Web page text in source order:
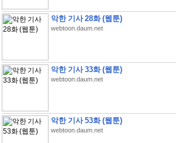
악한 기사 28화 (웹툰)
webtoon.daum.net
악한 기사 33화 (웹툰)
webtoon.daum.net
악한 기사 53화 (웹툰)
webtoon.daum.net